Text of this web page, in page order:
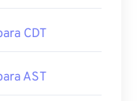
CDT
AST